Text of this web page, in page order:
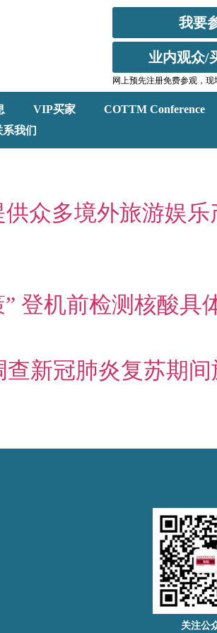
我要
业内观众/
网上预先注册免费参观，现
VIP买家 COTTM Conference
系我们
众多境外旅游娱
登机前检测核酸具
新冠肺炎复苏期
关注公